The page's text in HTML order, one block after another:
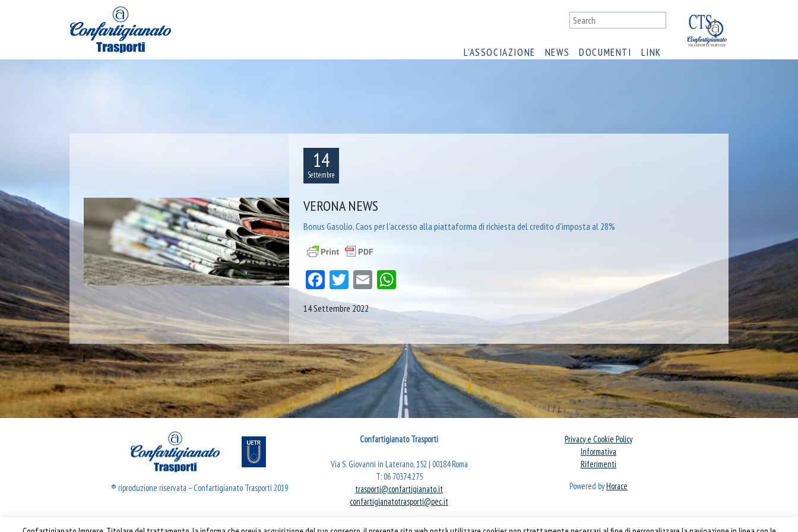
L’ASSOCIAZIONE NEWS DOCUMENTI LINK
14
Settembre
VERONA NEWS
Bonus Gasolio, Caos per l’accesso alla piattaforma di richiesta del credito d’imposta al 28%
Facebook
Twitter
Email
14 Settembre 2022
® riproduzione riservata – Confartigianato Trasporti 2019
Confartigianato Trasporti
Via S. Giovanni in Laterano, 152 | 00184 Roma
T: 06 70374.275
trasporti@confartigianato.it
confartigianatotrasporti@pec.it
Privacy e Cookie Policy
Informativa
Riferimenti
Powered byHorace